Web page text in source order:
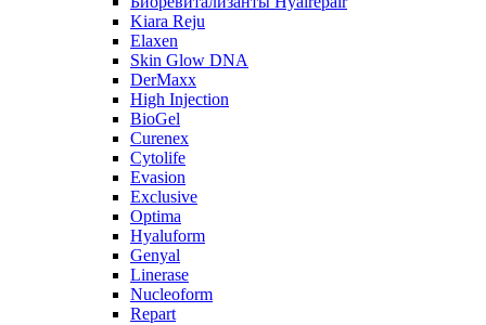
Kiara Reju
Elaxen
Skin Glow DNA
DerMaxx
High Injection
BioGel
Curenex
Cytolife
Evasion
Exclusive
Optima
Hyaluform
Genyal
Linerase
Nucleoform
Repart